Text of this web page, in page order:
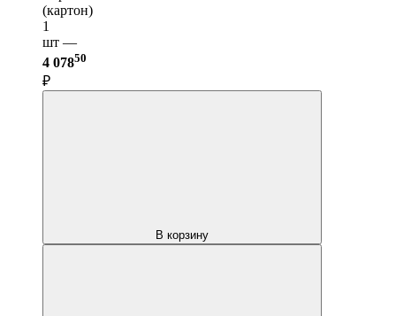
(картон)
1
шт —
4 07850
₽
В корзину